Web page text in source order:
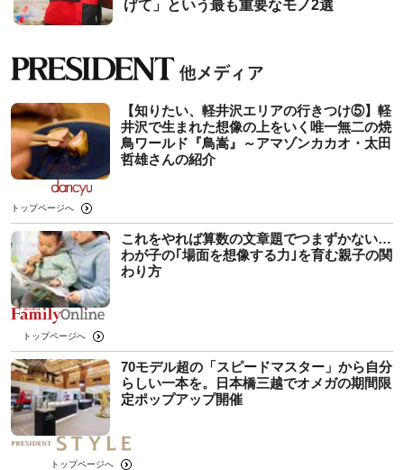
げて」という最も重要なモノ2選
【知りたい、軽井沢エリアの行きつけ⑤】軽
井沢で生まれた想像の上をいく唯一無二の焼
鳥ワールド『鳥嵩』～アマゾンカカオ・太田
哲雄さんの紹介
トップページへ
これをやれば算数の文章題でつまずかない…
わが子の｢場面を想像する力｣を育む親子の関
わり方
トップページへ
70モデル超の「スピードマスター」から自分
らしい一本を。日本橋三越でオメガの期間限
定ポップアップ開催
トップページへ